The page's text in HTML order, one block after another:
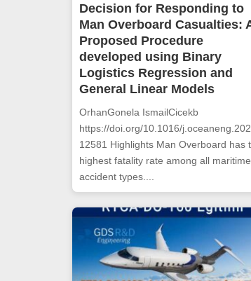
Decision for Responding to
Man Overboard Casualties:
Proposed Procedure
developed using Binary
Logistics Regression and
General Linear Models
OrhanGonela IsmailCicekb
https://doi.org/10.1016/
12581 Highlights Man Overboard has
highest fatality rate among all maritime
accident types....